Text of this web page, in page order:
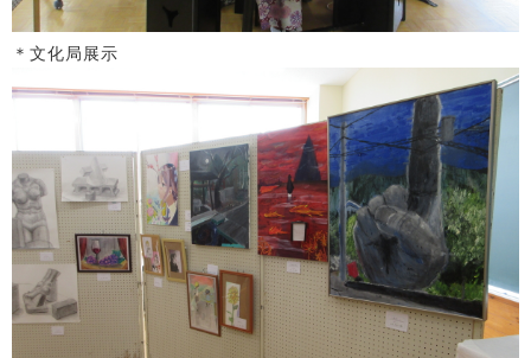
＊文化局展示